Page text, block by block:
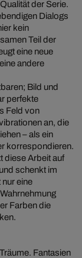
der Serie.
Dialogs
kein
Teil der
eine neue
andere
Bild und
perfekte
Feld von
an, die
– als ein
korrespondieren.
diese Arbeit auf
schenkt im
eine
Farben die
Fantasien